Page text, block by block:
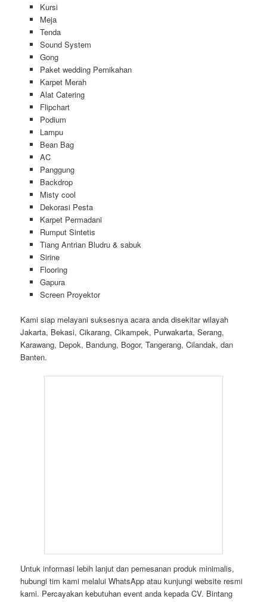
Kursi
Meja
Tenda
Sound System
Gong
Paket wedding Pernikahan
Karpet Merah
Alat Catering
Flipchart
Podium
Lampu
Bean Bag
AC
Panggung
Backdrop
Misty cool
Dekorasi Pesta
Karpet Permadani
Rumput Sintetis
Tiang Antrian Bludru & sabuk
Sirine
Flooring
Gapura
Screen Proyektor
Kami siap melayani suksesnya acara anda disekitar wilayah
Jakarta, Bekasi, Cikarang, Cikampek, Purwakarta, Serang,
Karawang, Depok, Bandung, Bogor, Tangerang, Cilandak, dan
Banten.
Untuk informasi lebih lanjut dan pemesanan produk minimalis,
hubungi tim kami melalui WhatsApp atau kunjungi website resmi
kami. Percayakan kebutuhan event anda kepada CV. Bintang